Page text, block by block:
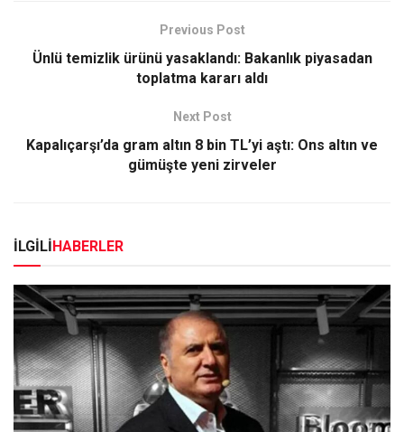
Previous Post
Ünlü temizlik ürünü yasaklandı: Bakanlık piyasadan
toplatma kararı aldı
Next Post
Kapalıçarşı’da gram altın 8 bin TL’yi aştı: Ons altın ve
gümüşte yeni zirveler
İLGİLİ HABERLER